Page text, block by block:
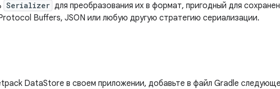
Serializer для преобразования их в формат, пригодный для
Buffers, JSON или любую другую стратегию сериализации.
DataStore в своем приложении, добавьте в файл Gradle